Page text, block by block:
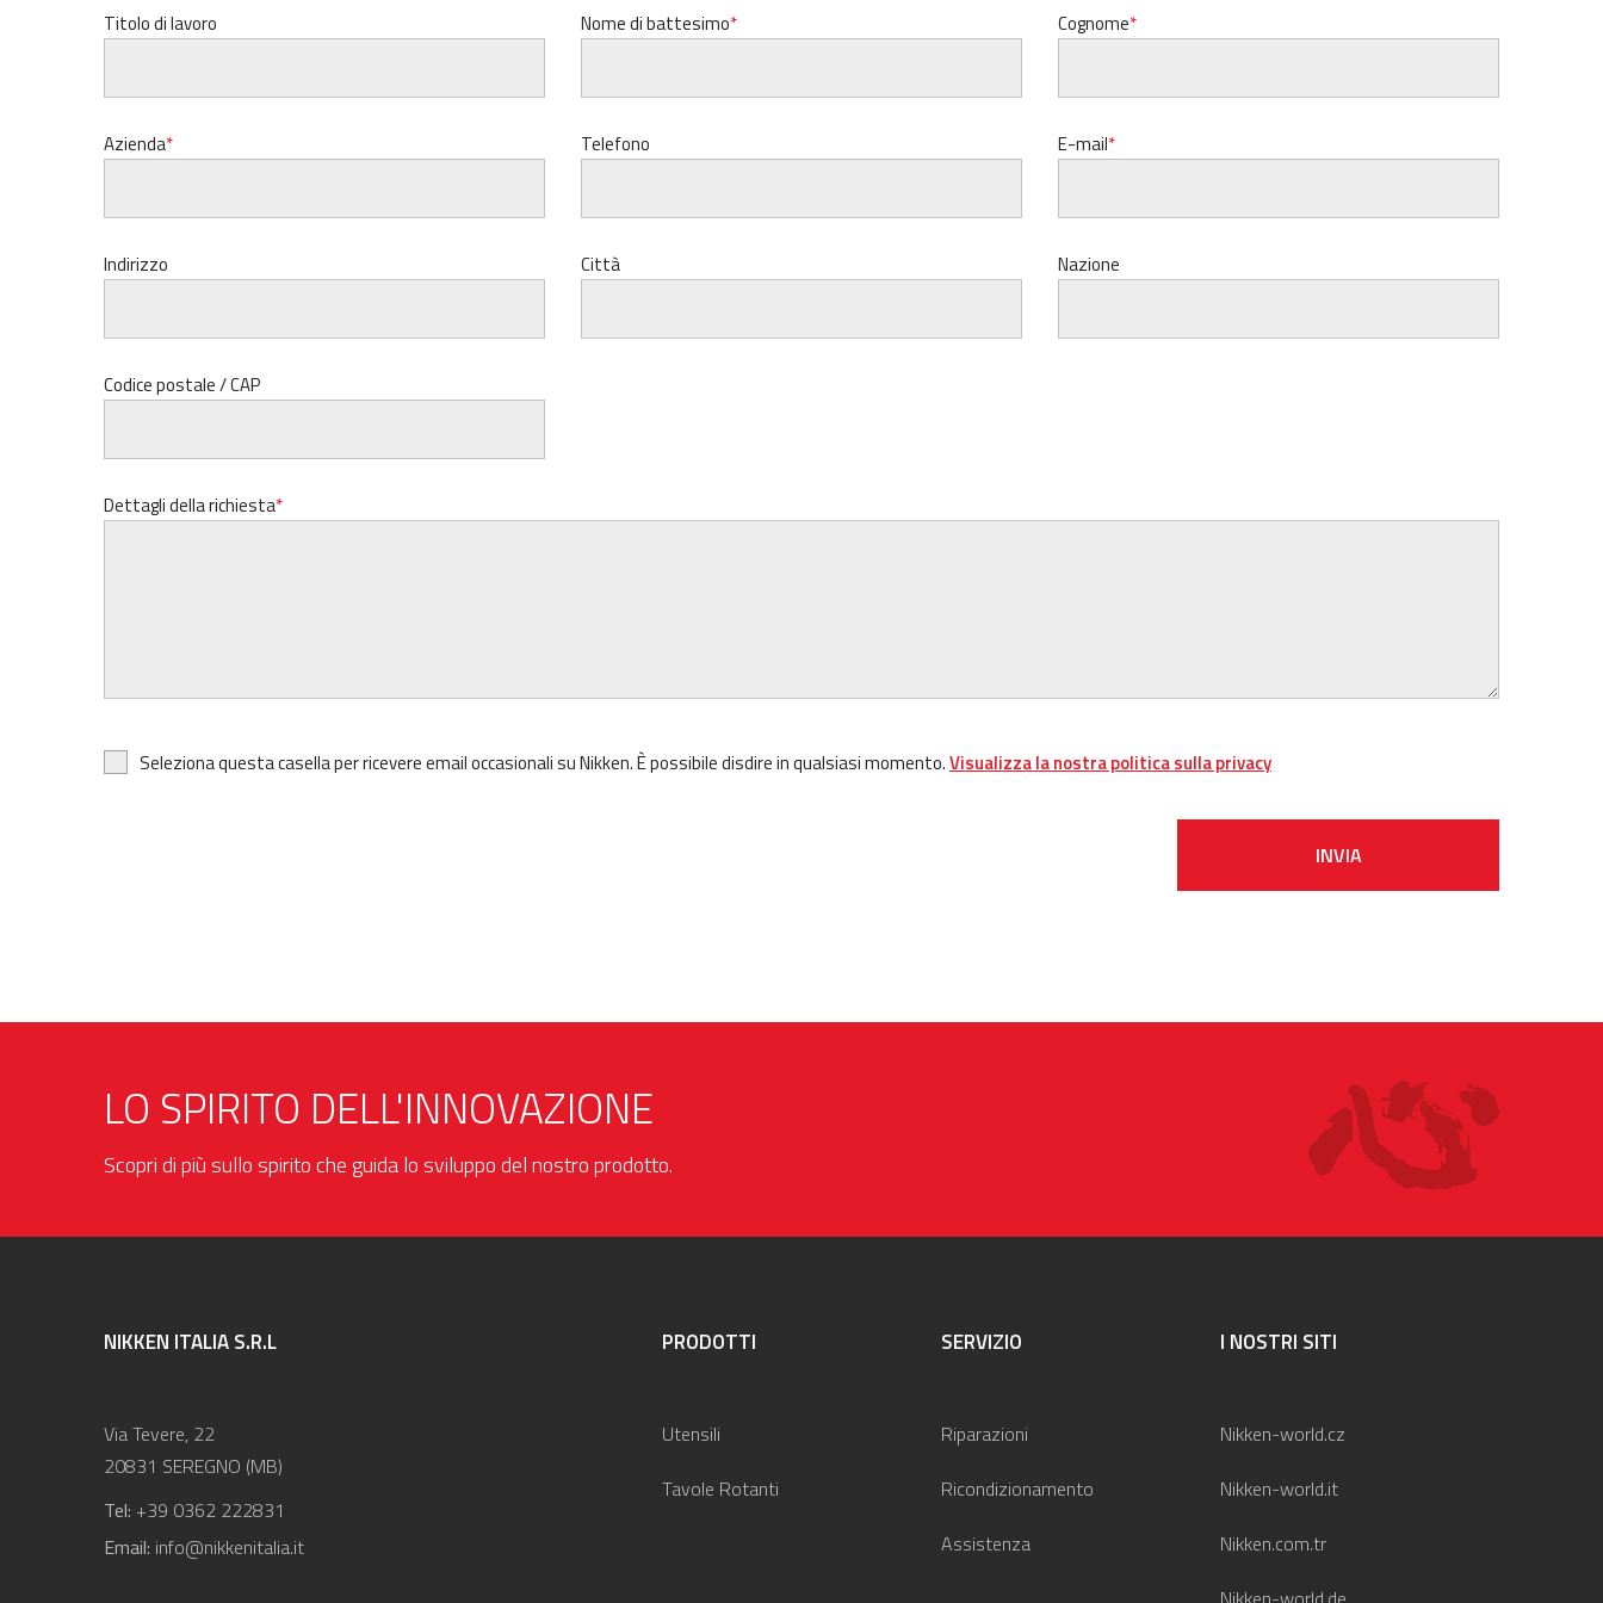
Titolo di lavoro Nome di battesimo Cognome
Azienda Telefono E-mail
Indirizzo Città Nazione
Codice postale / CAP
Dettagli della richiesta
Seleziona questa casella per ricevere email occasionali su Nikken. È possibile disdire in qualsiasi momento.Visualizza la nostra politica sulla privacy
INVIA
LO SPIRITO DELL'INNOVAZIONE
Scopri di più sullo spirito che guida lo sviluppo del nostro prodotto.
NIKKEN ITALIA S.R.L
Via Tevere, 22
20831 SEREGNO (MB)
Tel: +39 0362 222831
Email: info@nikkenitalia.it
PRODOTTI
Utensili
Tavole Rotanti
SERVIZIO
Riparazioni
Ricondizionamento
Assistenza
I NOSTRI SITI
Nikken-world.cz
Nikken-world.it
Nikken.com.tr